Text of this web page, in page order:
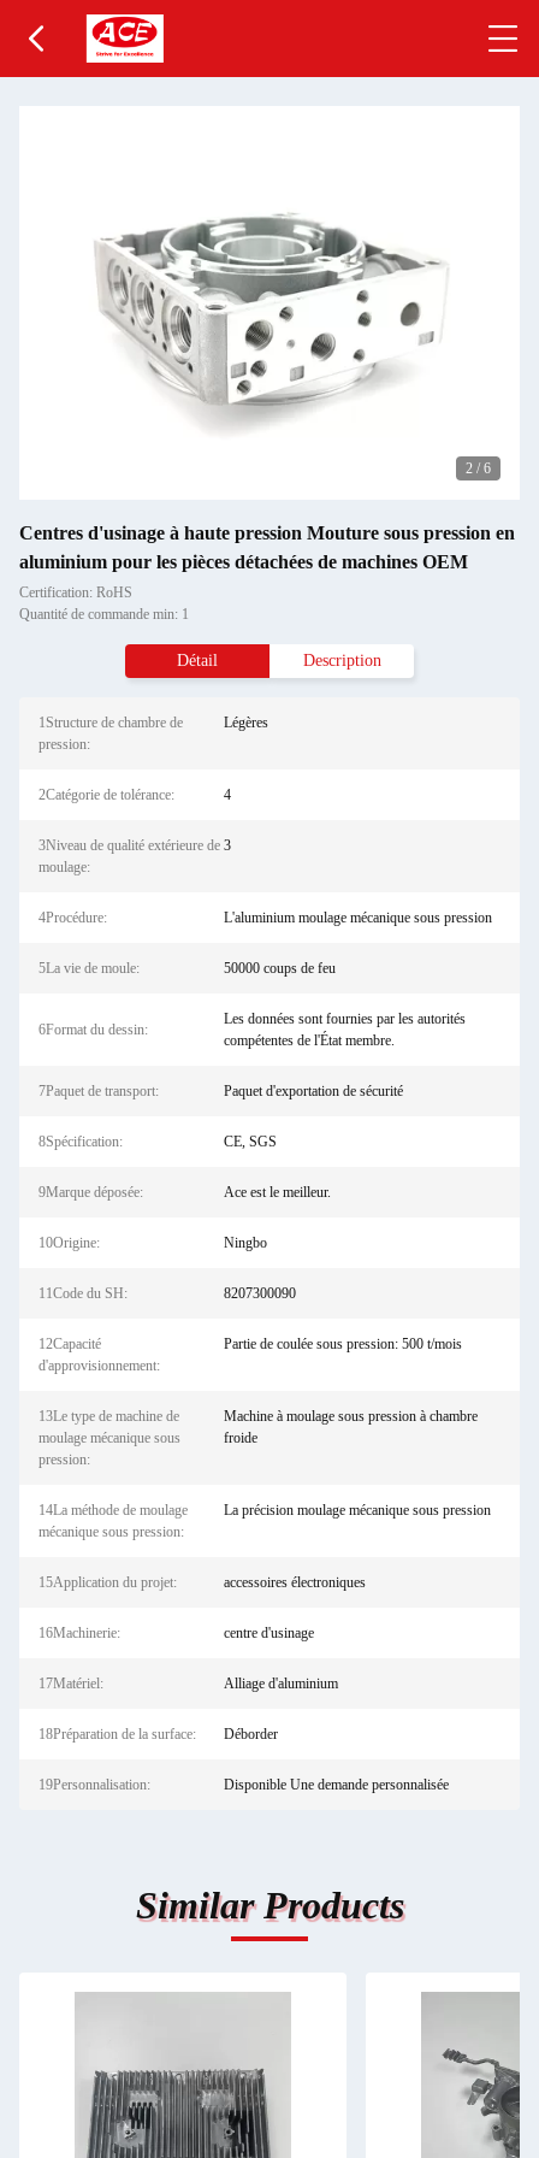
2 / 6
Centres d'usinage à haute pression Mouture sous pression en
aluminium pour les pièces détachées de machines OEM
Certification: RoHS
Quantité de commande min: 1
Détail Description
1Structure de chambre de
pression:
Légères
2Catégorie de tolérance: 4
3Niveau de qualité extérieure de
moulage:
3
4Procédure: L'aluminium moulage mécanique sous pression
5La vie de moule: 50000 coups de feu
6Format du dessin:
Les données sont fournies par les autorités
compétentes de l'État membre.
7Paquet de transport: Paquet d'exportation de sécurité
8Spécification: CE, SGS
9Marque déposée: Ace est le meilleur.
10Origine: Ningbo
11Code du SH: 8207300090
12Capacité
d'approvisionnement:
Partie de coulée sous pression: 500 t/mois
13Le type de machine de
moulage mécanique sous
pression:
Machine à moulage sous pression à chambre
froide
14La méthode de moulage
mécanique sous pression:
La précision moulage mécanique sous pression
15Application du projet: accessoires électroniques
16Machinerie: centre d'usinage
17Matériel: Alliage d'aluminium
18Préparation de la surface: Déborder
19Personnalisation: Disponible Une demande personnalisée
Similar Products